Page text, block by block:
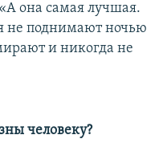
она самая лучшая.
не поднимают ночью
и никогда не
человеку?